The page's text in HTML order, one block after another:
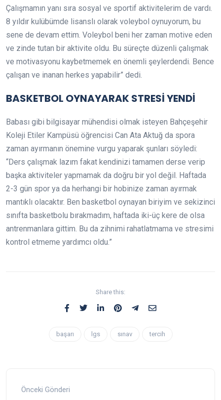
Çalışmamın yanı sıra sosyal ve sportif aktivitelerim de vardı.
8 yıldır kulübümde lisanslı olarak voleybol oynuyorum, bu
sene de devam ettim. Voleybol beni her zaman motive eden
ve zinde tutan bir aktivite oldu. Bu süreçte düzenli çalışmak
ve motivasyonu kaybetmemek en önemli şeylerdendi. Bence
çalışan ve inanan herkes yapabilir” dedi.
BASKETBOL OYNAYARAK STRESİ YENDİ
Babası gibi bilgisayar mühendisi olmak isteyen Bahçeşehir
Koleji Etiler Kampüsü öğrencisi Can Ata Aktuğ da spora
zaman ayırmanın önemine vurgu yaparak şunları söyledi:
“Ders çalışmak lazım fakat kendinizi tamamen derse verip
başka aktiviteler yapmamak da doğru bir yol değil. Haftada
2-3 gün spor ya da herhangi bir hobinize zaman ayırmak
mantıklı olacaktır. Ben basketbol oynayan biriyim ve sekizinci
sınıfta basketbolu bırakmadım, haftada iki-üç kere de olsa
antrenmanlara gittim. Bu da zihnimi rahatlatmama ve stresimi
kontrol etmeme yardımcı oldu.”
Share this:
başarı lgs sınav tercih
Önceki Gönderi